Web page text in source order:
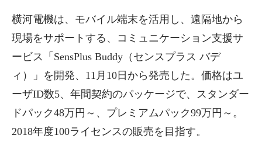
横河電機は、モバイル端末を活用し、遠隔地から
現場をサポートする、コミュニケーション支援サ
ービス「SensPlus Buddy（センスプラス バデ
ィ）」を開発、11月10日から発売した。価格はユ
ーザID数5、年間契約のパッケージで、スタンダー
ドパック48万円～、プレミアムパック99万円～。
2018年度100ライセンスの販売を目指す。